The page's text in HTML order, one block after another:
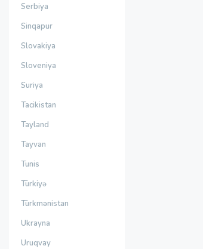
Serbiya
Sinqapur
Slovakiya
Sloveniya
Suriya
Tacikistan
Tayland
Tayvan
Tunis
Türkiyə
Türkmənistan
Ukrayna
Uruqvay